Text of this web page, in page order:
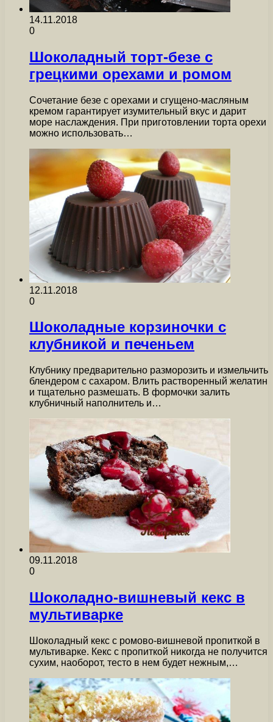
14.11.2018
0
Шоколадный торт-безе с
грецкими орехами и ромом
Сочетание безе с орехами и сгущено-масляным
кремом гарантирует изумительный вкус и дарит
море наслаждения. При приготовлении торта орехи
можно использовать…
12.11.2018
0
Шоколадные корзиночки с
клубникой и печеньем
Клубнику предварительно разморозить и измельчить
блендером с сахаром. Влить растворенный желатин
и тщательно размешать. В формочки залить
клубничный наполнитель и…
09.11.2018
0
Шоколадно-вишневый кекс в
мультиварке
Шоколадный кекс с ромово-вишневой пропиткой в
мультиварке. Кекс с пропиткой никогда не получится
сухим, наоборот, тесто в нем будет нежным,…